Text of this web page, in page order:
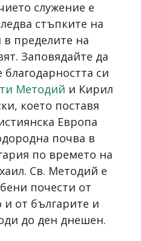
служение е
стъпките на
в пределите на
Заповядайте да
благодарността си
Методий и Кирил
което поставя
Европа
почва в
по времето на
Св. Методий е
почести от
и от българите и
до ден днешен.